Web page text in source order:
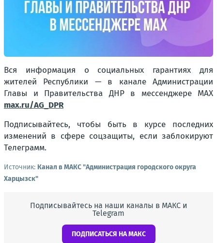
Вся информация о социальных гарантиях для
жителей Республики — в канале Администрации
Главы и Правительства ДНР в мессенджере MAX
max.ru/AG_DPR
Подписывайтесь, чтобы быть в курсе последних
изменений в сфере соцзащиты, если заблокируют
Телеграмм.
Источник: Канал в МАКС "Администрация городского округа
Харцызск"
Подписывайтесь на наши каналы в МАКС и
Telegram
ПОДПИСАТЬСЯ НА МАКС